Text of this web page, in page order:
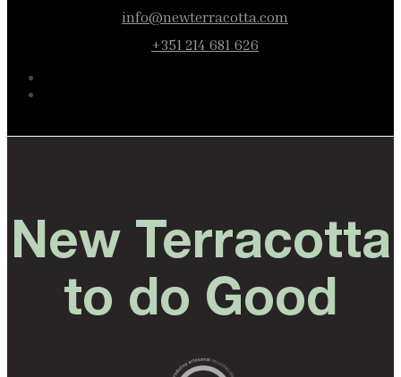
info@newterracotta.com
+351 214 681 626
New Terracotta
to do Good